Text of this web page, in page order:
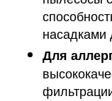
насадками
Для